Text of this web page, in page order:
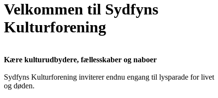
Velkommen til Sydfyns
Kulturforening
Kære kulturudbydere, fællesskaber og naboer
Sydfyns Kulturforening inviterer endnu engang til lysparade for livet
og døden.